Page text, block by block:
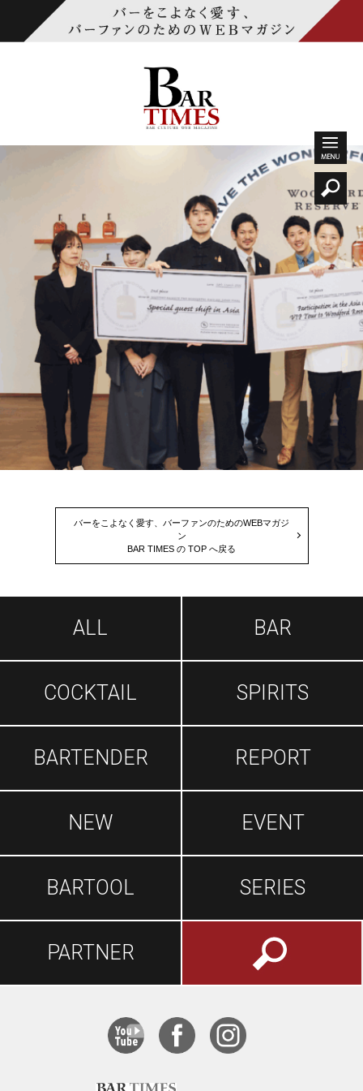
バーをこよなく愛す、バーファンのためのWEBマガジ
ン
BAR TIMES の TOP へ戻る
ALL BAR
COCKTAIL SPIRITS
BARTENDER REPORT
NEW EVENT
BARTOOL SERIES
PARTNER